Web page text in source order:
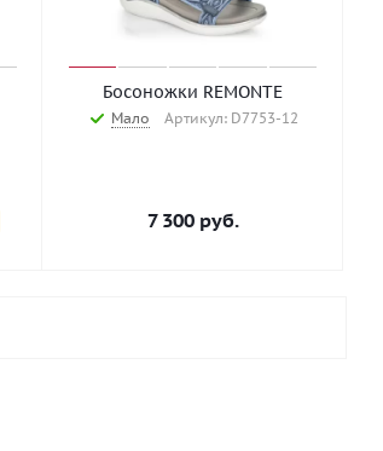
Босоножки REMONTE
Мало Артикул: D7753-12
7 300руб.